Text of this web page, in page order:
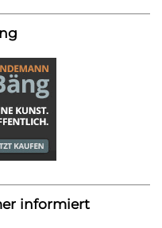
informiert